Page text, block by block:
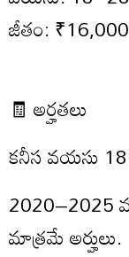
జీతం:
🧾 అర్హతలు
కనీస వయసు
2020–2025
మాత్రమే అర్హులు.